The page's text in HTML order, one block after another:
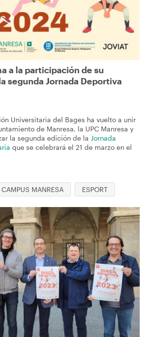
a la participación de su
segunda Jornada Deportiva
Universitaria del Bages ha vuelto a unir
de Manresa, la UPC Manresa y
la segunda edición de la Jornada
que se celebrará el 21 de marzo en el
CAMPUS MANRESA ESPORT